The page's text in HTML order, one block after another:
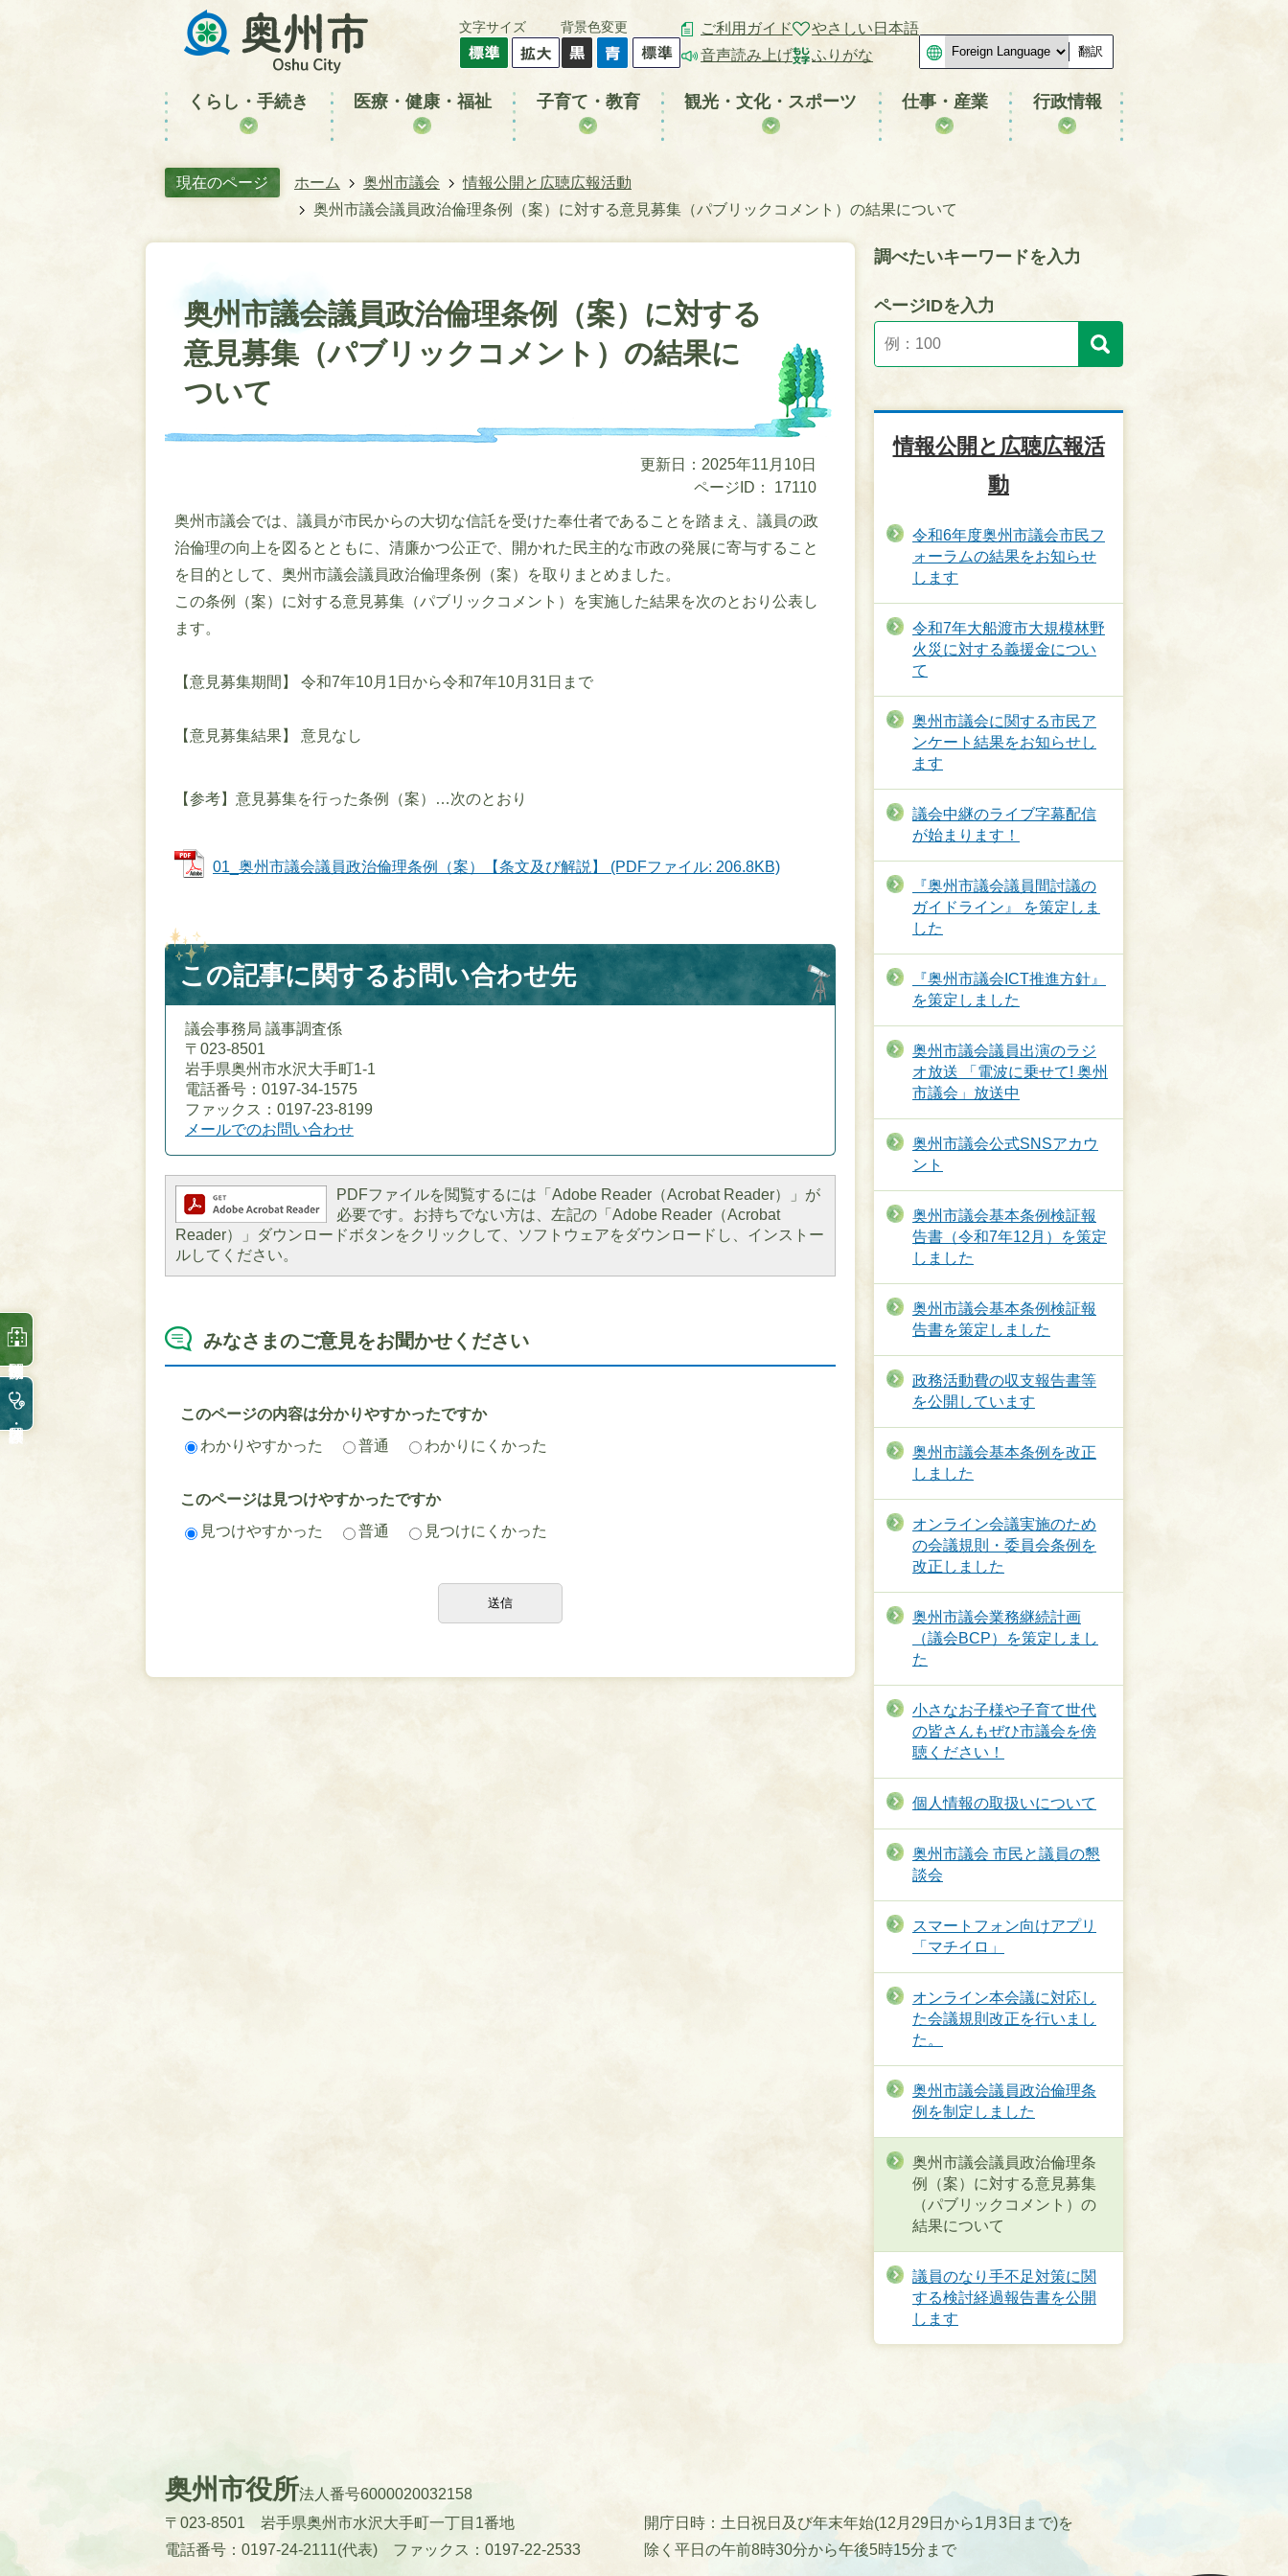
文字サイズ 背景色変更
ご利用ガイド
音声読み上げ
やさしい日本語
ふりがな
翻訳
くらし・手続き 医療・健康・福祉 子育て・教育 観光・文化・スポーツ 仕事・産業 行政情報
現在のページ ホーム 奥州市議会
情報公開と広聴広報活動
奥州市議会議員政治倫理条例（案）に対する意見募集（パブリックコメント）の結果について
奥州市議会議員政治倫理条例（案）に対する
意見募集（パブリックコメント）の結果に
ついて
更新日：2025年11月10日
ページID：
17110
奥州市議会では、議員が市民からの大切な信託を受けた奉仕者であることを踏まえ、議員の政
治倫理の向上を図るとともに、清廉かつ公正で、開かれた民主的な市政の発展に寄与すること
を目的として、奥州市議会議員政治倫理条例（案）を取りまとめました。
この条例（案）に対する意見募集（パブリックコメント）を実施した結果を次のとおり公表し
ます。
【意見募集期間】 令和7年10月1日から令和7年10月31日まで
【意見募集結果】 意見なし
【参考】意見募集を行った条例（案）…次のとおり
01_奥州市議会議員政治倫理条例（案）【条文及び解説】 (PDFファイル: 206.8KB)
この記事に関するお問い合わせ先
議会事務局 議事調査係
〒023-8501
岩手県奥州市水沢大手町1-1
電話番号：0197-34-1575
ファックス：0197-23-8199
メールでのお問い合わせ
PDFファイルを閲覧するには「Adobe Reader（Acrobat Reader）」が
必要です。お持ちでない方は、左記の「Adobe Reader（Acrobat
Reader）」ダウンロードボタンをクリックして、ソフトウェアをダウンロードし、インストー
ルしてください。
みなさまのご意見をお聞かせください
このページの内容は分かりやすかったですか
わかりやすかった
普通 わかりにくかった
このページは見つけやすかったですか
見つけやすかった
普通 見つけにくかった
調べたいキーワードを入力
ページIDを入力
情報公開と広聴広報活
動
令和6年度奥州市議会市民フ
ォーラムの結果をお知らせ
します
令和7年大船渡市大規模林野
火災に対する義援金につい
て
奥州市議会に関する市民ア
ンケート結果をお知らせし
ます
議会中継のライブ字幕配信
が始まります！
『奥州市議会議員間討議の
ガイドライン』 を策定しま
した
『奥州市議会ICT推進方針』
を策定しました
奥州市議会議員出演のラジ
オ放送 「電波に乗せて! 奥州
市議会」放送中
奥州市議会公式SNSアカウ
ント
奥州市議会基本条例検証報
告書（令和7年12月）を策定
しました
奥州市議会基本条例検証報
告書を策定しました
政務活動費の収支報告書等
を公開しています
奥州市議会基本条例を改正
しました
オンライン会議実施のため
の会議規則・委員会条例を
改正しました
奥州市議会業務継続計画
（議会BCP）を策定しまし
た
小さなお子様や子育て世代
の皆さんもぜひ市議会を傍
聴ください！
個人情報の取扱いについて
奥州市議会 市民と議員の懇
談会
スマートフォン向けアプリ
「マチイロ」
オンライン本会議に対応し
た会議規則改正を行いまし
た。
​奥州市議会議員政治倫理条
例を制定しました
奥州市議会議員政治倫理条
例（案）に対する意見募集
（パブリックコメント）の
結果について
議員のなり手不足対策に関
する検討経過報告書を公開
します
奥州市役所法人番号6000020032158
〒023-8501 岩手県奥州市水沢大手町一丁目1番地
電話番号：0197-24-2111(代表)
ファックス：0197-22-2533
開庁日時：土日祝日及び年末年始(12月29日から1月3日まで)を
除く平日の午前8時30分から午後5時15分まで